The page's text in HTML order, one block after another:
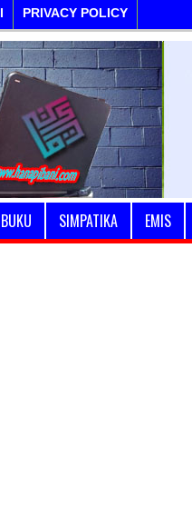
PRIVACY POLICY
BUKU SIMPATIKA EMIS